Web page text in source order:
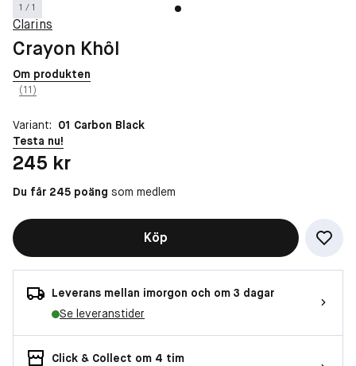
1 / 1
Clarins
Crayon Khôl
Om produkten
(11)
Variant: 01 Carbon Black
Testa nu!
Pris: 245 kr
245 kr
Du får 245 poäng som medlem
Köp
Leverans mellan imorgon och om 3 dagar
Se leveranstider
Click & Collect om 4 tim